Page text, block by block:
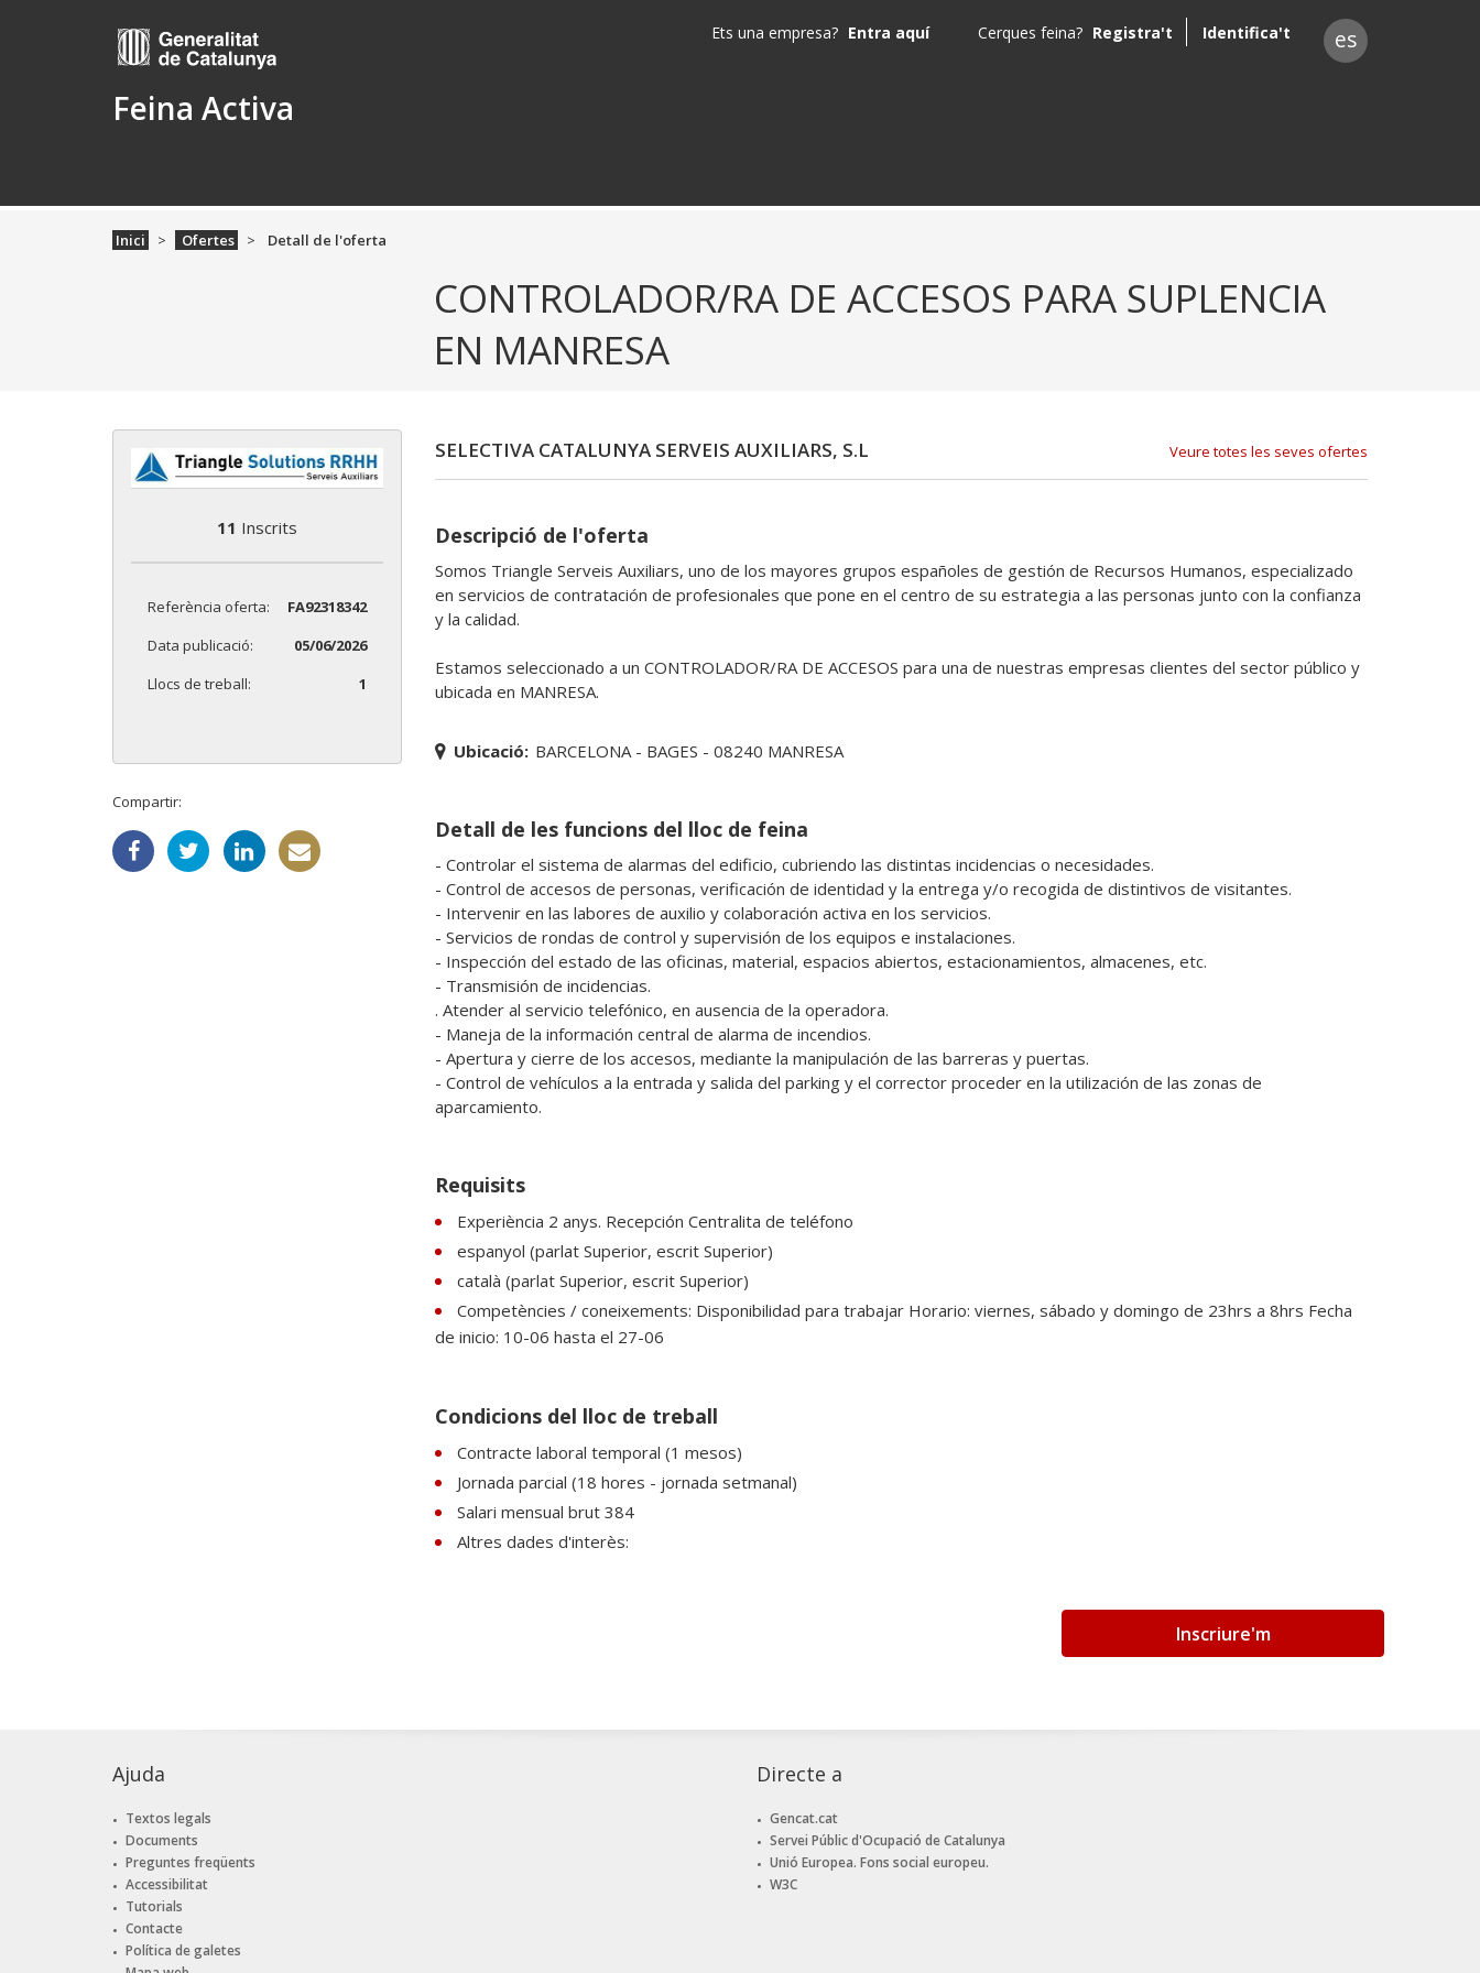
Feina Activa
Ets una empresa? Entra aquí Cerques feina? Registra't Identifica't es
Inici Ofertes Detall de l'oferta
CONTROLADOR/RA DE ACCESOS PARA SUPLENCIA
EN MANRESA
11 Inscrits
Referència oferta:
FA92318342
Data publicació:
05/06/2026
Llocs de treball:
1
Compartir:
SELECTIVA CATALUNYA SERVEIS AUXILIARS, S.L Veure totes les seves ofertes
Descripció de l'oferta
Somos Triangle Serveis Auxiliars, uno de los mayores grupos españoles de gestión de Recursos Humanos, especializado
en servicios de contratación de profesionales que pone en el centro de su estrategia a las personas junto con la confianza
y la calidad.
Estamos seleccionado a un CONTROLADOR/RA DE ACCESOS para una de nuestras empresas clientes del sector público y
ubicada en MANRESA.
Ubicació: BARCELONA - BAGES - 08240 MANRESA
Detall de les funcions del lloc de feina
- Controlar el sistema de alarmas del edificio, cubriendo las distintas incidencias o necesidades.
- Control de accesos de personas, verificación de identidad y la entrega y/o recogida de distintivos de visitantes.
- Intervenir en las labores de auxilio y colaboración activa en los servicios.
- Servicios de rondas de control y supervisión de los equipos e instalaciones.
- Inspección del estado de las oficinas, material, espacios abiertos, estacionamientos, almacenes, etc.
- Transmisión de incidencias.
. Atender al servicio telefónico, en ausencia de la operadora.
- Maneja de la información central de alarma de incendios.
- Apertura y cierre de los accesos, mediante la manipulación de las barreras y puertas.
- Control de vehículos a la entrada y salida del parking y el corrector proceder en la utilización de las zonas de
aparcamiento.
Requisits
Experiència 2 anys. Recepción Centralita de teléfono
espanyol (parlat Superior, escrit Superior)
català (parlat Superior, escrit Superior)
Competències / coneixements: Disponibilidad para trabajar Horario: viernes, sábado y domingo de 23hrs a 8hrs Fecha
de inicio: 10-06 hasta el 27-06
Condicions del lloc de treball
Contracte laboral temporal (1 mesos)
Jornada parcial (18 hores - jornada setmanal)
Salari mensual brut 384
Altres dades d'interès:
Inscriure'm
Ajuda
Textos legals
Documents
Preguntes freqüents
Accessibilitat
Tutorials
Contacte
Política de galetes
Directe a
Gencat.cat
Servei Públic d'Ocupació de Catalunya
Unió Europea. Fons social europeu.
W3C